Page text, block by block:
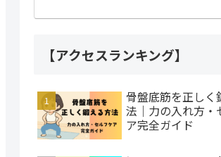
【アクセスランキング】
骨盤底筋を正しく
法｜力の入れ方・
ア完全ガイド